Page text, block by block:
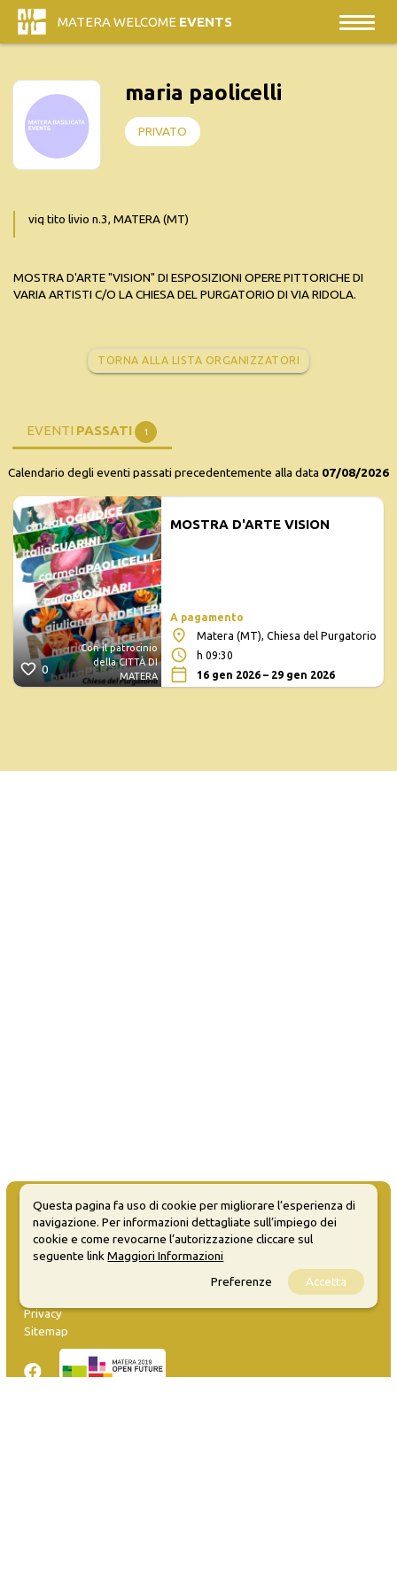
MATERA WELCOME EVENTS
maria paolicelli
PRIVATO
viq tito livio n.3, MATERA (MT)
MOSTRA D'ARTE "VISION" DI ESPOSIZIONI OPERE PITTORICHE DI
VARIA ARTISTI C/O LA CHIESA DEL PURGATORIO DI VIA RIDOLA.
TORNA ALLA LISTA ORGANIZZATORI
EVENTI PASSATI 1
Calendario degli eventi passati precedentemente alla data 07/08/2026
0
Con il patrocinio
della CITTÀ DI
MATERA
MOSTRA D'ARTE VISION
A pagamento
Matera (MT), Chiesa del Purgatorio
h 09:30
16 gen 2026 – 29 gen 2026
MATERA WELCOME EVENTS
Privacy
Sitemap
Questa pagina fa uso di cookie per migliorare l’esperienza di
navigazione. Per informazioni dettagliate sull’impiego dei
cookie e come revocarne l’autorizzazione cliccare sul
seguente linkMaggiori Informazioni
Preferenze
Accetta